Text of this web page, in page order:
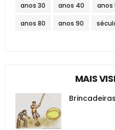
anos 30 anos 40 anos
anos 80 anos 90
MAIS